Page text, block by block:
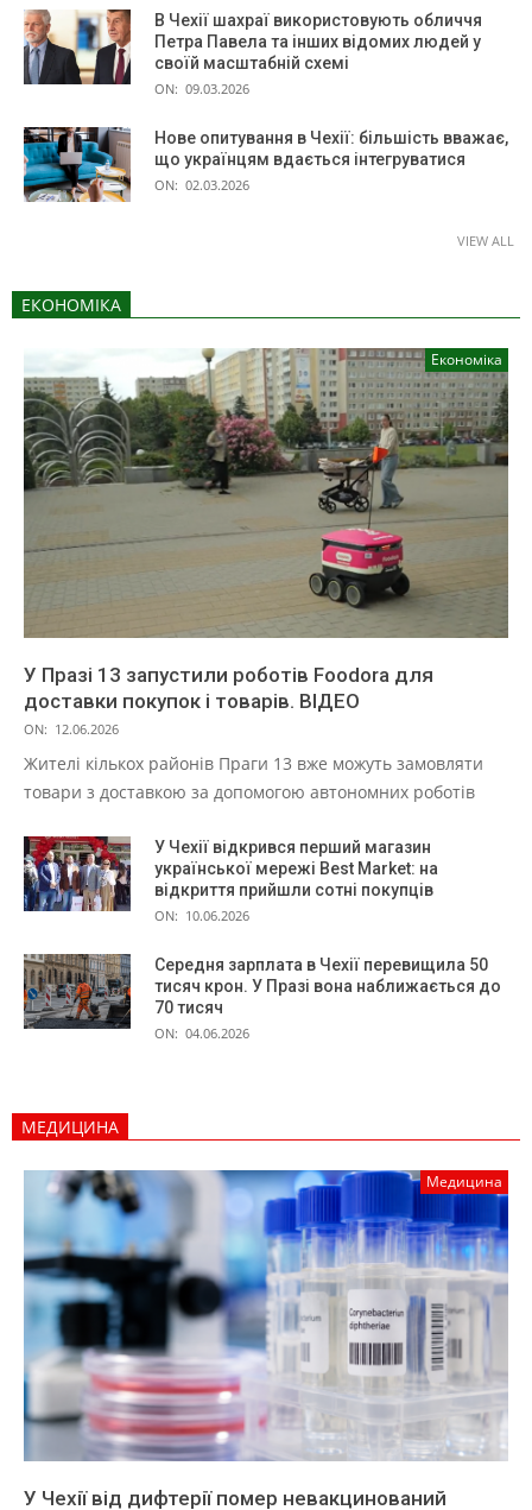
В Чехії шахраї використовують обличчя
Петра Павела та інших відомих людей у
своїй масштабній схемі
ON: 09.03.2026
Нове опитування в Чехії: більшість вважає,
що українцям вдається інтегруватися
ON: 02.03.2026
VIEW ALL
ЕКОНОМІКА
Економіка
У Празі 13 запустили роботів Foodora для
доставки покупок і товарів. ВІДЕО
ON: 12.06.2026
Жителі кількох районів Праги 13 вже можуть замовляти
товари з доставкою за допомогою автономних роботів
У Чехії відкрився перший магазин
української мережі Best Market: на
відкриття прийшли сотні покупців
ON: 10.06.2026
Середня зарплата в Чехії перевищила 50
тисяч крон. У Празі вона наближається до
70 тисяч
ON: 04.06.2026
МЕДИЦИНА
Медицина
У Чехії від дифтерії помер невакцинований